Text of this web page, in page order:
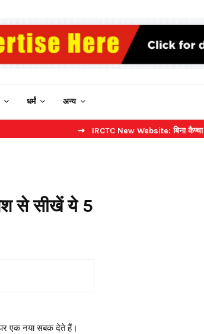
धर्मं अन्य
⇝ IRCTC New Website: बिना कैप्चा करें फास्ट
से सीखें ये 5
एक नया सबक देते हैं।